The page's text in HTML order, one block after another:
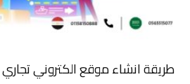
طريقة انشاء موقع الكتروني تجاري